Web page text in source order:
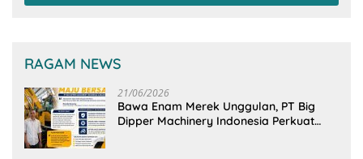
RAGAM NEWS
21/06/2026
Bawa Enam Merek Unggulan, PT Big
Dipper Machinery Indonesia Perkuat